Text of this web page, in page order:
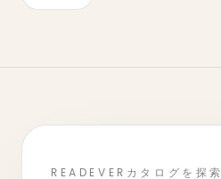
READEVERカタログを探索